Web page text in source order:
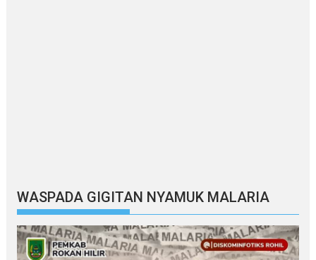
WASPADA GIGITAN NYAMUK MALARIA